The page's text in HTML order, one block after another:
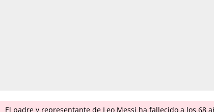
El padre y representante de Leo Messi ha fallecido a los 68